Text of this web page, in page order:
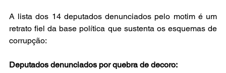
A lista dos 14 deputados denunciados pelo motim é um
retrato fiel da base política que sustenta os esquemas de
corrupção:
Deputados denunciados por quebra de decoro: